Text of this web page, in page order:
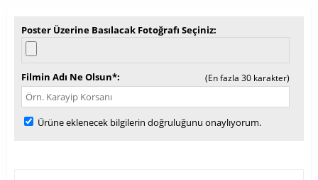
Poster Üzerine Basılacak Fotoğrafı Seçiniz
Filmin Adı Ne Olsun* (En fazla 30 karakter)
Ürüne eklenecek bilgilerin doğruluğunu onaylıyorum.